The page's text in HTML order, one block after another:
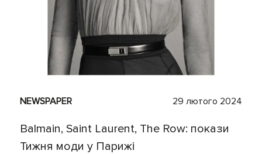
NEWSPAPER 29 лютого 2024
Balmain, Saint Laurent, The Row: покази
Тижня моди у Парижі